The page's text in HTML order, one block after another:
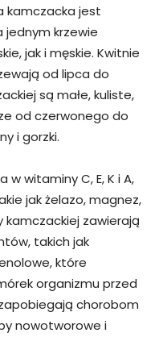
kamczacka jest
jednym krzewie
jak i męskie. Kwitnie
od lipca do
są małe, kuliste,
od czerwonego do
i gorzki.
witaminy C, E, K i A,
jak żelazo, magnez,
zawierają
takich jak
które
organizmu przed
chorobom
nowotworowe i